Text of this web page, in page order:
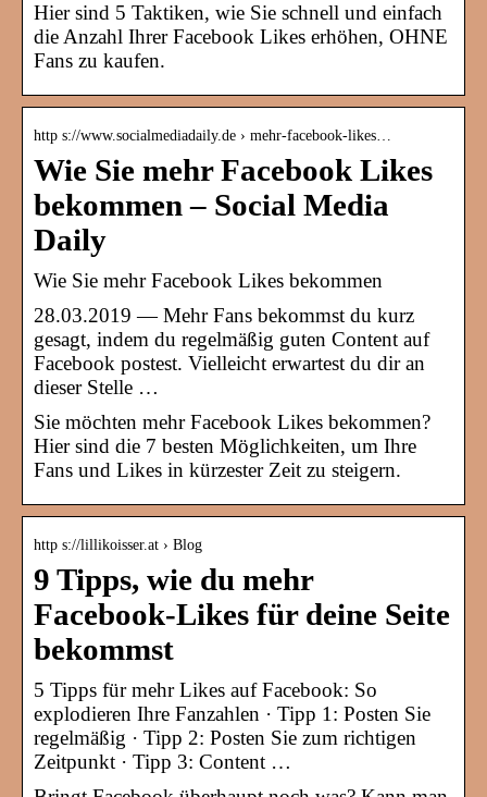
Hier sind 5 Taktiken, wie Sie schnell und einfach
die Anzahl Ihrer Facebook Likes erhöhen, OHNE
Fans zu kaufen.
http s://www.socialmediadaily.de › mehr-facebook-likes…
Wie Sie mehr Facebook Likes
bekommen – Social Media
Daily
Wie Sie mehr Facebook Likes bekommen
28.03.2019 — Mehr Fans bekommst du kurz
gesagt, indem du regelmäßig guten Content auf
Facebook postest. Vielleicht erwartest du dir an
dieser Stelle …
Sie möchten mehr Facebook Likes bekommen?
Hier sind die 7 besten Möglichkeiten, um Ihre
Fans und Likes in kürzester Zeit zu steigern.
http s://lillikoisser.at › Blog
9 Tipps, wie du mehr
Facebook-Likes für deine Seite
bekommst
5 Tipps für mehr Likes auf Facebook: So
explodieren Ihre Fanzahlen · Tipp 1: Posten Sie
regelmäßig · Tipp 2: Posten Sie zum richtigen
Zeitpunkt · Tipp 3: Content …